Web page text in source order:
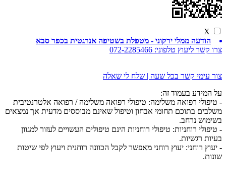
X
הודעה ממלי ירקוני - מטפלת בשטיפה אנרגטית בכפר סבא
צרו קשר ליעוץ טלפוני: 072-2285466
צור עימי קשר בכל שעה | שלח לי שאלה
על המידע בעמוד זה:
- טיפולי רפואה משלימה: טיפולי רפואה משלימה / רפואה אלטרנטיבית
משלבים בתוכם תחומי אבחון וטיפול שאינם מבוססים מדעית אך נמצאים
בשימוש נרחב.
- טיפולי רוחניות: טיפולי רוחניות הינם טיפולים העשויים לעזור למגוון
בעיות רגשיות.
- יעוץ רוחני: יעוץ רוחני מאפשר לקבל הכוונה רוחנית ויעוץ לפי שיטות
שונות.